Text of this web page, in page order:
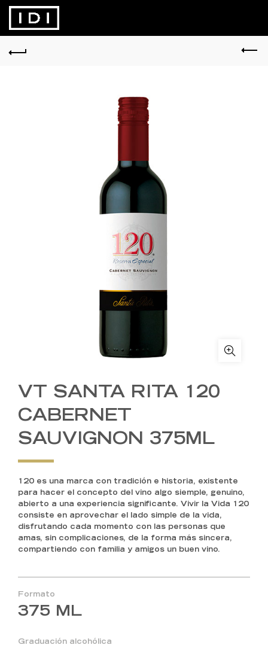
VT SANTA RITA 120
CABERNET
SAUVIGNON 375ML
120 es una marca con tradición e historia, existente
para hacer el concepto del vino algo siemple, genuino,
abierto a una experiencia significante. Vivir la Vida 120
consiste en aprovechar el lado simple de la vida,
disfrutando cada momento con las personas que
amas, sin complicaciones, de la forma más sincera,
compartiendo con familia y amigos un buen vino.
Formato
375 ML
Graduación alcohólica